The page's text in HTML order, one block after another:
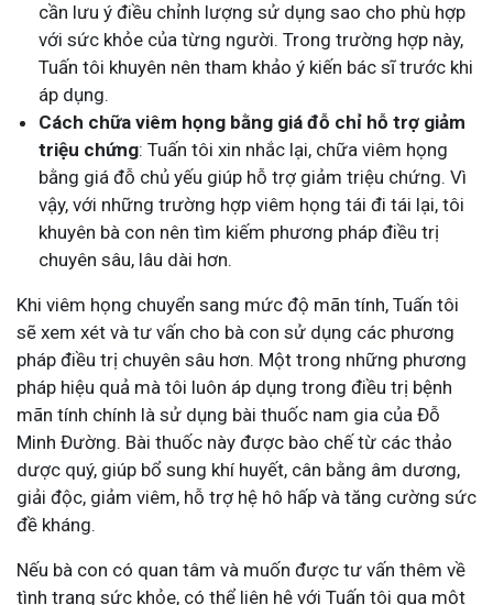
cần lưu ý điều chỉnh lượng sử dụng sao cho phù hợp
với sức khỏe của từng người. Trong trường hợp này,
Tuấn tôi khuyên nên tham khảo ý kiến bác sĩ trước khi
áp dụng.
Cách chữa viêm họng bằng giá đỗ chỉ hỗ trợ giảm
triệu chứng: Tuấn tôi xin nhắc lại, chữa viêm họng
bằng giá đỗ chủ yếu giúp hỗ trợ giảm triệu chứng. Vì
vậy, với những trường hợp viêm họng tái đi tái lại, tôi
khuyên bà con nên tìm kiếm phương pháp điều trị
chuyên sâu, lâu dài hơn.
Khi viêm họng chuyển sang mức độ mãn tính, Tuấn tôi
sẽ xem xét và tư vấn cho bà con sử dụng các phương
pháp điều trị chuyên sâu hơn. Một trong những phương
pháp hiệu quả mà tôi luôn áp dụng trong điều trị bệnh
mãn tính chính là sử dụng bài thuốc nam gia của Đỗ
Minh Đường. Bài thuốc này được bào chế từ các thảo
dược quý, giúp bổ sung khí huyết, cân bằng âm dương,
giải độc, giảm viêm, hỗ trợ hệ hô hấp và tăng cường sức
đề kháng.
Nếu bà con có quan tâm và muốn được tư vấn thêm về
tình trạng sức khỏe, có thể liên hệ với Tuấn tôi qua một